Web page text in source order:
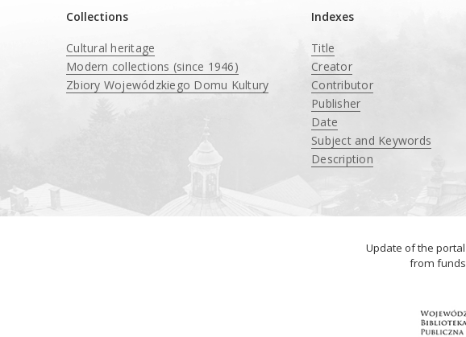
Collections
Cultural heritage
Modern collections (since 1946)
Zbiory Wojewódzkiego Domu Kultury
Indexes
Title
Creator
Contributor
Publisher
Date
Subject and Keywords
Description
Update of the portal
from funds